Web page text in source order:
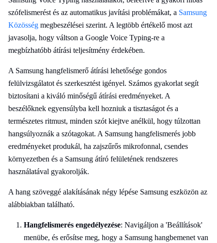
szófelismerést és az automatikus javítási problémákat, a Samsung
Közösség megbeszélései szerint. A legtöbb értékelő most azt
javasolja, hogy váltson a Google Voice Typing-re a
megbízhatóbb átírási teljesítmény érdekében.
A Samsung hangfelismerő átírási lehetősége gondos
felülvizsgálatot és szerkesztést igényel. Számos gyakorlat segít
biztosítani a kiváló minőségű átírási eredményeket. A
beszélőknek egyensúlyba kell hozniuk a tisztaságot és a
természetes ritmust, minden szót kiejtve anélkül, hogy túlzottan
hangsúlyoznák a szótagokat. A Samsung hangfelismerés jobb
eredményeket produkál, ha zajszűrős mikrofonnal, csendes
környezetben és a Samsung átíró felületének rendszeres
használatával gyakorolják.
A hang szöveggé alakításának négy lépése Samsung eszközön az
alábbiakban található.
Hangfelismerés engedélyezése: Navigáljon a 'Beállítások'
menübe, és erősítse meg, hogy a Samsung hangbemenet van